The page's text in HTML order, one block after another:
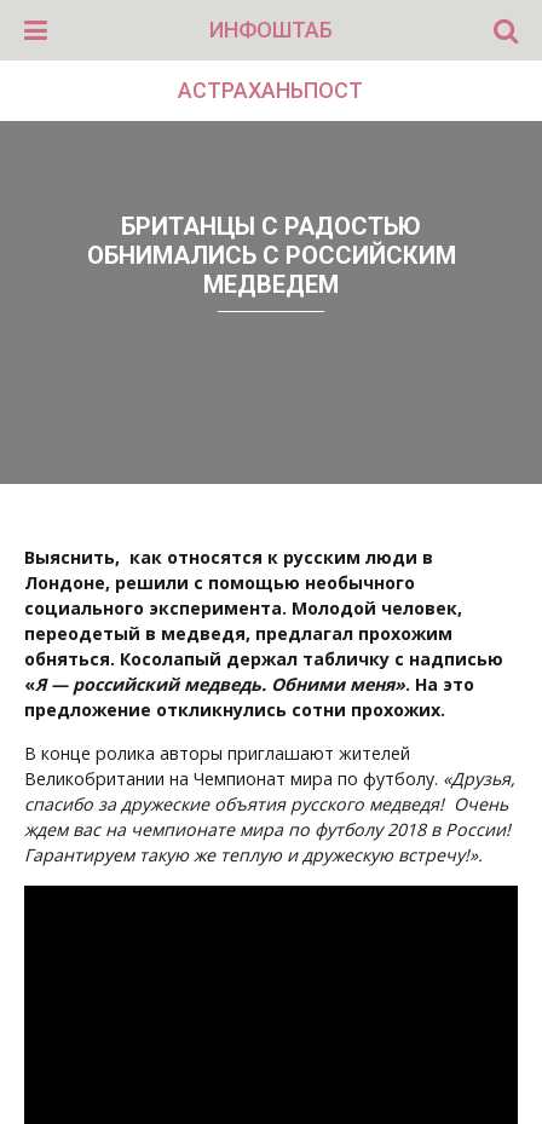
ИНФОШТАБ
АСТРАХАНЬПОСТ
БРИТАНЦЫ С РАДОСТЬЮ
ОБНИМАЛИСЬ С РОССИЙСКИМ
МЕДВЕДЕМ
Выяснить, как относятся к русским люди в
Лондоне, решили с помощью необычного
социального эксперимента. Молодой человек,
переодетый в медведя, предлагал прохожим
обняться. Косолапый держал табличку с надписью
«Я — российский медведь. Обними меня». На это
предложение откликнулись сотни прохожих.
В конце ролика авторы приглашают жителей
Великобритании на Чемпионат мира по футболу. «Друзья,
спасибо за дружеские объятия русского медведя! Очень
ждем вас на чемпионате мира по футболу 2018 в России!
Гарантируем такую же теплую и дружескую встречу!».